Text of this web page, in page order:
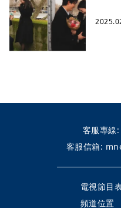
客服專線:
客服信箱:
電視節目
頻道位置